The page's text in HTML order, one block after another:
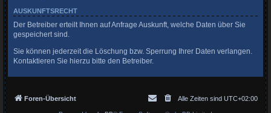
AUSKUNFTSRECHT
Der Betreiber erteilt Ihnen auf Anfrage Auskunft, welche Daten über Sie
gespeichert sind.
Sie können jederzeit die Löschung bzw. Sperrung Ihrer Daten verlangen.
Kontaktieren Sie hierzu bitte den Betreiber.
Foren-Übersicht Alle Zeiten sind UTC+02:00